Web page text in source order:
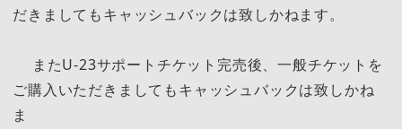
だきましてもキャッシュバックは致しかねます。
またU-23サポートチケット完売後、一般チケットを
ご購入いただきましてもキャッシュバックは致しかね
ま